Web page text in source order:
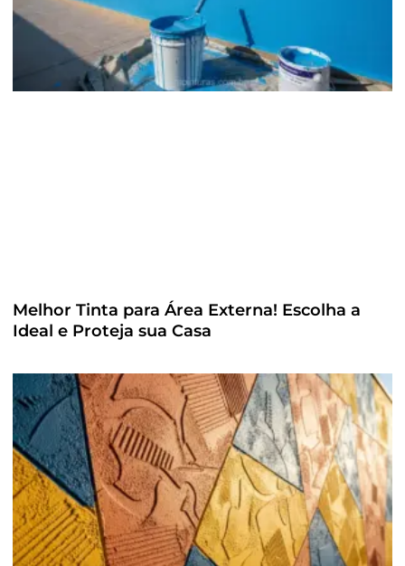
Melhor Tinta para Área Externa! Escolha a
Ideal e Proteja sua Casa